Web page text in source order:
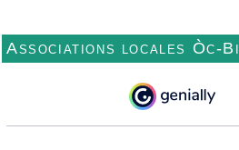
Associations locales Òc-Bi